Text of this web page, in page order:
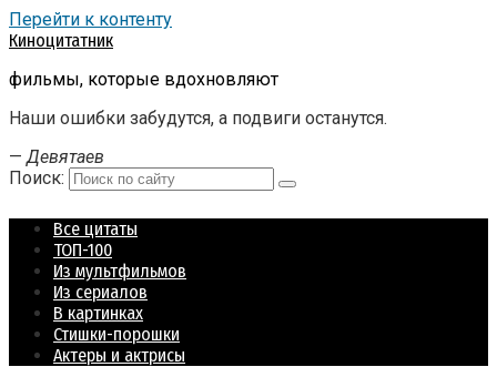
Перейти к контенту
Киноцитатник
фильмы, которые вдохновляют
Наши ошибки забудутся, а подвиги останутся.
—Девятаев
Поиск:
Все цитаты
ТОП-100
Из мультфильмов
Из сериалов
В картинках
Стишки-порошки
Актеры и актрисы